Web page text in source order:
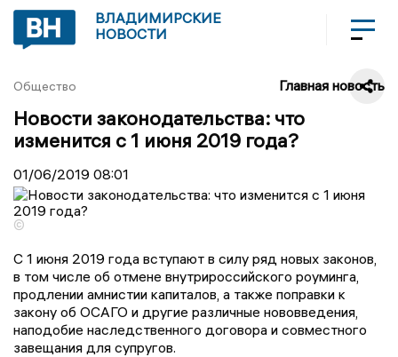
ВЛАДИМИРСКИЕ
НОВОСТИ
Общество Главная новость
Новости законодательства: что
изменится с 1 июня 2019 года?
01/06/2019 08:01
©
С 1 июня 2019 года вступают в силу ряд новых законов,
в том числе об отмене внутрироссийского роуминга,
продлении амнистии капиталов, а также поправки к
закону об ОСАГО и другие различные нововведения,
наподобие наследственного договора и совместного
завещания для супругов.